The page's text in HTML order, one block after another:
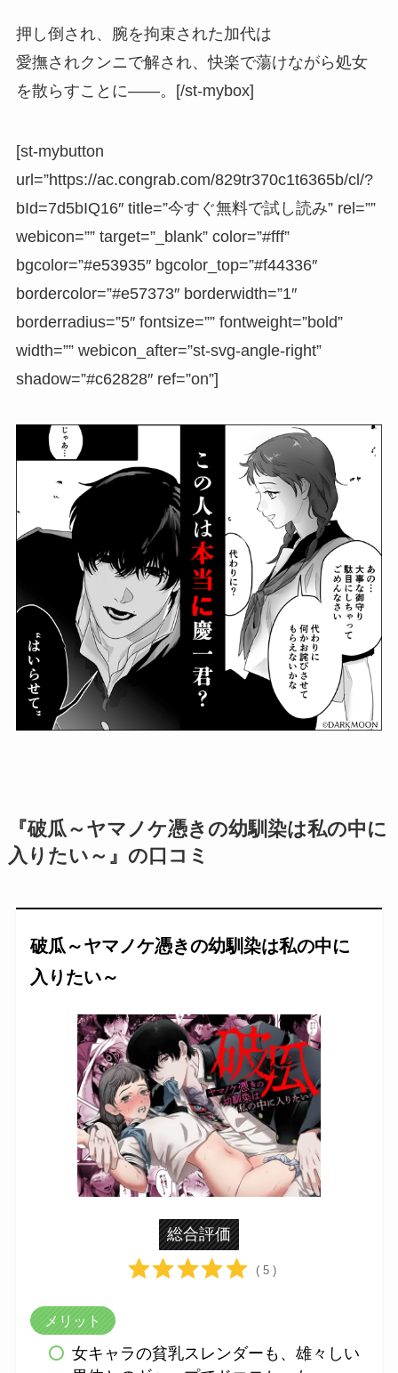
押し倒され、腕を拘束された加代は
愛撫されクンニで解され、快楽で蕩けながら処女
を散らすことに――。[/st-mybox]
[st-mybutton
url=”https://ac.congrab.com/829tr370c1t6365b/cl/?
bId=7d5bIQ16″ title=”今すぐ無料で試し読み” rel=””
webicon=”” target=”_blank” color=”#fff”
bgcolor=”#e53935″ bgcolor_top=”#f44336″
bordercolor=”#e57373″ borderwidth=”1″
borderradius=”5″ fontsize=”” fontweight=”bold”
width=”” webicon_after=”st-svg-angle-right”
shadow=”#c62828″ ref=”on”]
『破瓜～ヤマノケ憑きの幼馴染は私の中に
入りたい～』の口コミ
破瓜～ヤマノケ憑きの幼馴染は私の中に
入りたい～
総合評価
( 5 )
メリット
女キャラの貧乳スレンダーも、雄々しい